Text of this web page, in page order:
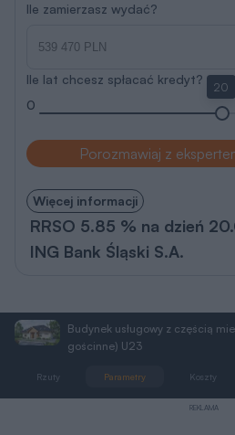
Ile zamierzasz wydać?
Ile lat chcesz spłacać kredyt?
0
20
Porozmawiaj z
Więcej informacji
RRSO 5.85 % na dzień
ING Bank Śląski S.A.
Budynek usługowy z częścią
gościnne) U23
Rzuty Parametry Koszty
REKLAMA